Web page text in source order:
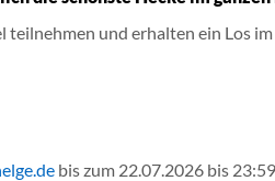
und erhalten ein Los
bis zum 22.07.2026 bis